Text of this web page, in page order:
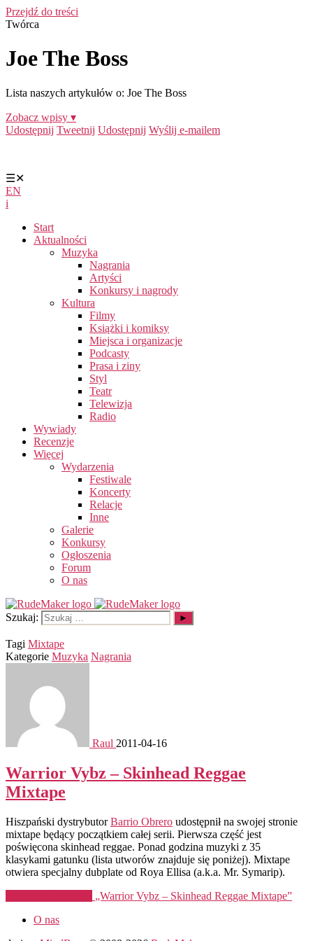
Przejdź do treści
Twórca
Joe The Boss
Lista naszych artykułów o: Joe The Boss
Zobacz wpisy ▾
Udostępnij Tweetnij Udostępnij Wyślij e-mailem
☰✕
EN
i
Start
Aktualności
Muzyka
Nagrania
Artyści
Konkursy i nagrody
Kultura
Filmy
Książki i komiksy
Miejsca i organizacje
Podcasty
Prasa i ziny
Styl
Teatr
Telewizja
Radio
Wywiady
Recenzje
Więcej
Wydarzenia
Festiwale
Koncerty
Relacje
Inne
Galerie
Konkursy
Ogłoszenia
Forum
O nas
Szukaj:
Tagi Mixtape
Kategorie Muzyka Nagrania
Raul 2011-04-16
Warrior Vybz – Skinhead Reggae
Mixtape
Hiszpański dystrybutorBarrio Obrero udostępnił na swojej stronie
mixtape będący początkiem całej serii. Pierwsza część jest
poświęcona skinhead reggae. Ponad godzina muzyki z 35
klasykami gatunku (lista utworów znajduje się poniżej). Mixtape
otwiera specjalny dubplate od Roya Ellisa (a.k.a. Mr. Symarip).
„Warrior Vybz – Skinhead Reggae Mixtape”
O nas